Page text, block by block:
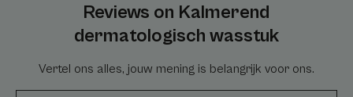
Reviews on Kalmerend
dermatologisch wasstuk
Vertel ons alles, jouw mening is belangrijk voor ons.